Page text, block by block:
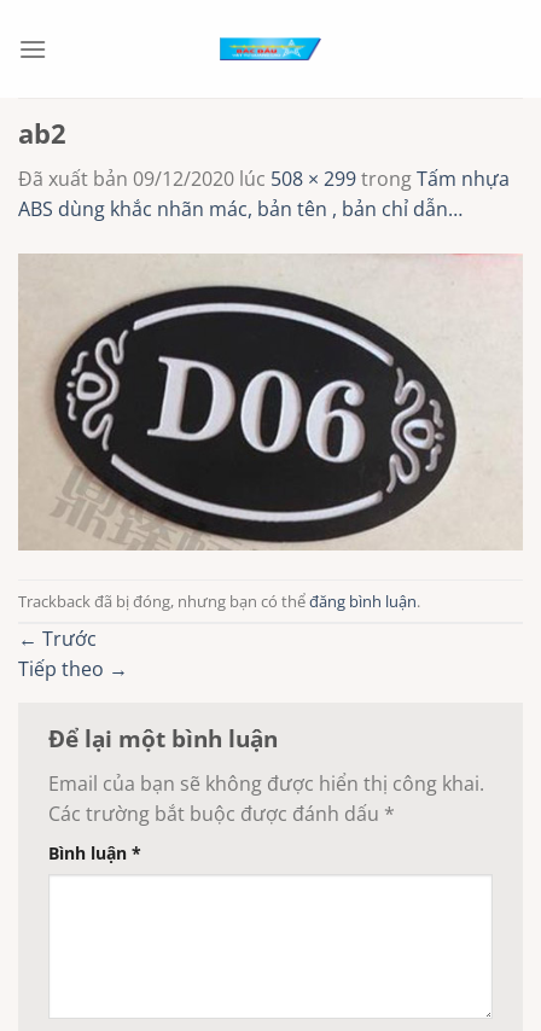
đến
ab2
Đã xuất bản 09/12/2020 lúc 508 × 299trongTấm nhựa
ABS dùng khắc nhãn mác, bản tên , bản chỉ dẫn…
Trackback đã bị đóng, nhưng bạn có thểđăng bình luận.
← Trước
Tiếp theo →
Để lại một bình luận
Email của bạn sẽ không được hiển thị công khai.
Các trường bắt buộc được đánh dấu *
Bình luận *